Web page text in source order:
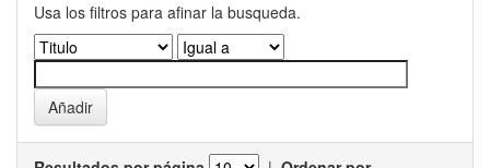
Usa los filtros para afinar la busqueda.